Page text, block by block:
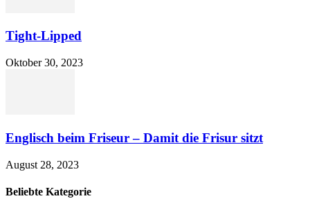
Tight-Lipped
Oktober 30, 2023
Englisch beim Friseur – Damit die Frisur sitzt
August 28, 2023
Beliebte Kategorie